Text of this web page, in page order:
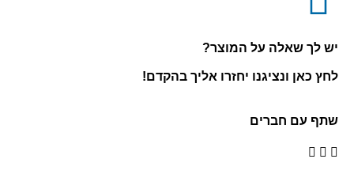
יש לך שאלה על המוצר?
לחץ כאן ונציגנו יחזרו אליך בהקדם!
שתף עם חברים